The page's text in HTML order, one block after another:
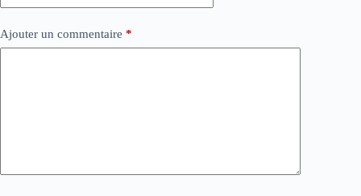
Ajouter un commentaire *